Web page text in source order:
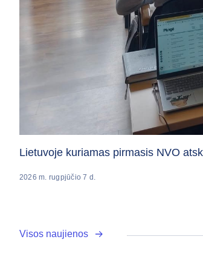
Lietuvoje kuriamas pirmasis NVO
2026 m. rugpjūčio 7 d.
Visos naujienos